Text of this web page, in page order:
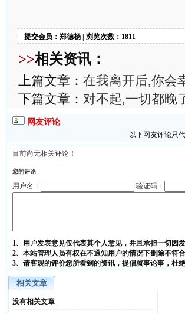
提交会员：郑德杨 | 浏览次数：1811
>>相关资讯：
上篇文章： 在我离开后,你会
下篇文章： 对不起,一切都晚
网友评论
以下网友评论只
目前尚无相关评论！
您的评论
用户名： 验证码：
1、用户发表意见仅代表其个人意见，并且承担一切因
2、本站管理人员有权在不通知用户的情况下删除不符
3、请客观的评价您所看到的资讯，提倡就事论事，杜
相关文章
没有相关文章